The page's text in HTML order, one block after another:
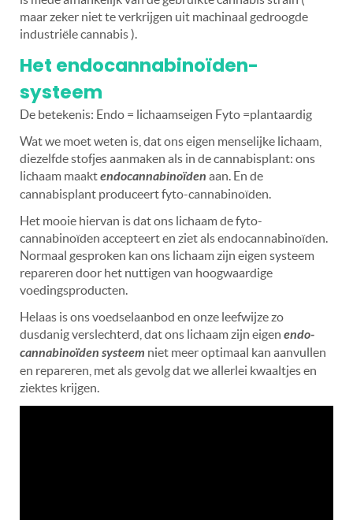
maar zeker niet te verkrijgen uit machinaal gedroogde
industriële cannabis ).
Het endocannabinoïden-
systeem
De betekenis: Endo = lichaamseigen Fyto =plantaardig
Wat we moet weten is, dat ons eigen menselijke lichaam,
diezelfde stofjes aanmaken als in de cannabisplant: ons
lichaam maaktendocannabinoïden aan. En de
cannabisplant produceert fyto-cannabinoïden.
Het mooie hiervan is dat ons lichaam de fyto-
cannabinoïden accepteert en ziet als endocannabinoïden.
Normaal gesproken kan ons lichaam zijn eigen systeem
repareren door het nuttigen van hoogwaardige
voedingsproducten.
Helaas is ons voedselaanbod en onze leefwijze zo
dusdanig verslechterd, dat ons lichaam zijn eigen endo-
cannabinoïden systeem niet meer optimaal kan aanvullen
en repareren, met als gevolg dat we allerlei kwaaltjes en
ziektes krijgen.